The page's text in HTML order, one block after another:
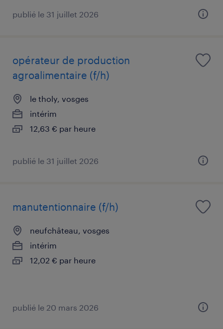
publié le 31 juillet 2026
opérateur de production
agroalimentaire (f/h)
le tholy, vosges
intérim
12,63 € par heure
publié le 31 juillet 2026
manutentionnaire (f/h)
neufchâteau, vosges
intérim
12,02 € par heure
publié le 20 mars 2026